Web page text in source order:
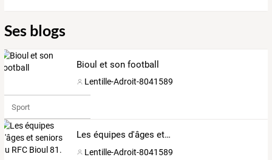
Ses blogs
Bioul et son football
Lentille-Adroit-8041589
Sport
Les équipes d'âges et seniors du RFC Bioul 81.
Lentille-Adroit-8041589